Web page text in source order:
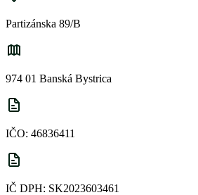
Partizánska 89/B
974 01 Banská Bystrica
IČO: 46836411
IČ DPH: SK2023603461